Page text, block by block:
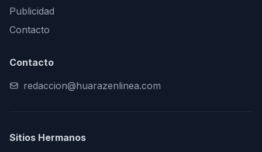
Publicidad
Contacto
Contacto
redaccion@huarazenlinea.com
Sitios Hermanos